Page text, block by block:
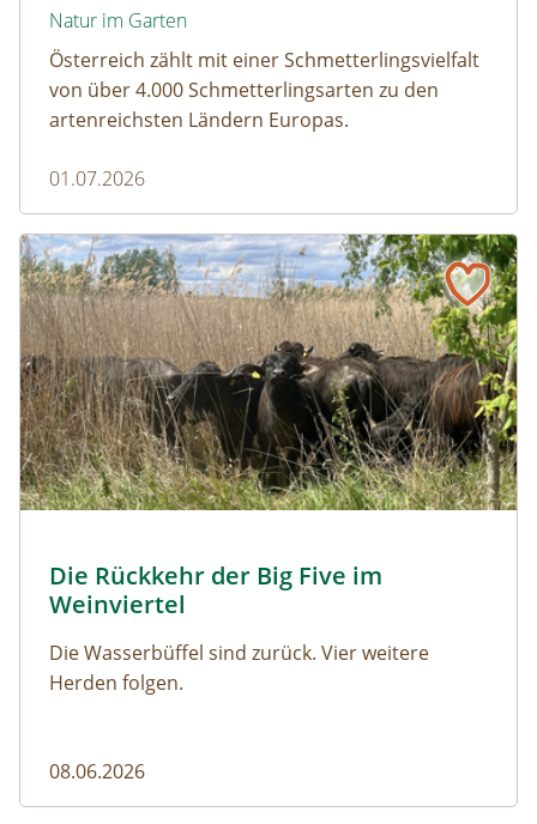
Natur im Garten
Österreich zählt mit einer Schmetterlingsvielfalt
von über 4.000 Schmetterlingsarten zu den
artenreichsten Ländern Europas.
01.07.2026
Naturmagazin: Die Rückkehr der Big Five im Weinviertel
Naturmagazin: Die Rückkehr der Big Five im
Die Rückkehr der Big Five im
Weinviertel
Die Wasserbüffel sind zurück. Vier weitere
Herden folgen.
08.06.2026
Die Rückkehr der Big Five im Weinviertel